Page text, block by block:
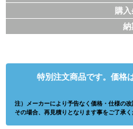
購
納
特別注文商品です。価格
注）メーカーにより予告なく価格・仕様の改
その場合、再見積りとなります事をご了承く